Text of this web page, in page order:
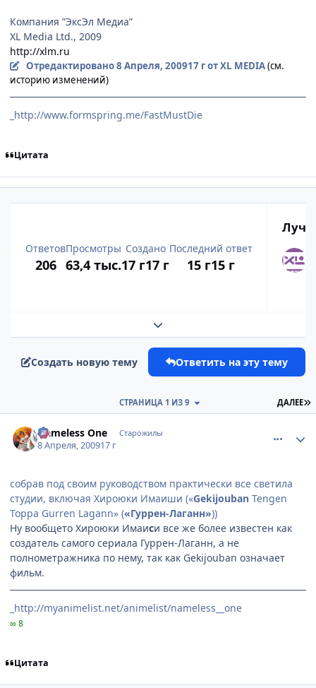
Компания ”ЭксЭл Медиа”
XL Media Ltd., 2009
http://xlm.ru
Отредактировано8 Апреля, 200917 гот XL MEDIA(см.
историю изменений)
_http://www.formspring.me/FastMustDie
Цитата
Ответов
206
Просмотры
63,4 тыс.
Создано
17 г17 г
Последний ответ
15 г15 г
Развернуть обзор темы
Создать новую тему Ответить на эту тему
ДАЛЕЕ
СТРАНИЦА 1 ИЗ 9
Nameless One Старожилы
8 Апреля, 200917 г
собрав под своим руководством практически все светила
студии, включая Хироюки Имаиши («Gekijouban Tengen
Toppa Gurren Lagann» («Гуррен-Лаганн»))
Ну вообщето Хироюки Имаиси все же более известен как
создатель самого сериала Гуррен-Лаганн, а не
полнометражника по нему, так как Gekijouban означает
фильм.
_http://myanimelist.net/animelist/nameless__one
∞ 8
Цитата